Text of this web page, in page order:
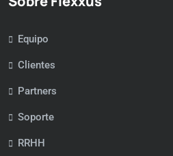
Equipo
Clientes
Partners
Soporte
RRHH